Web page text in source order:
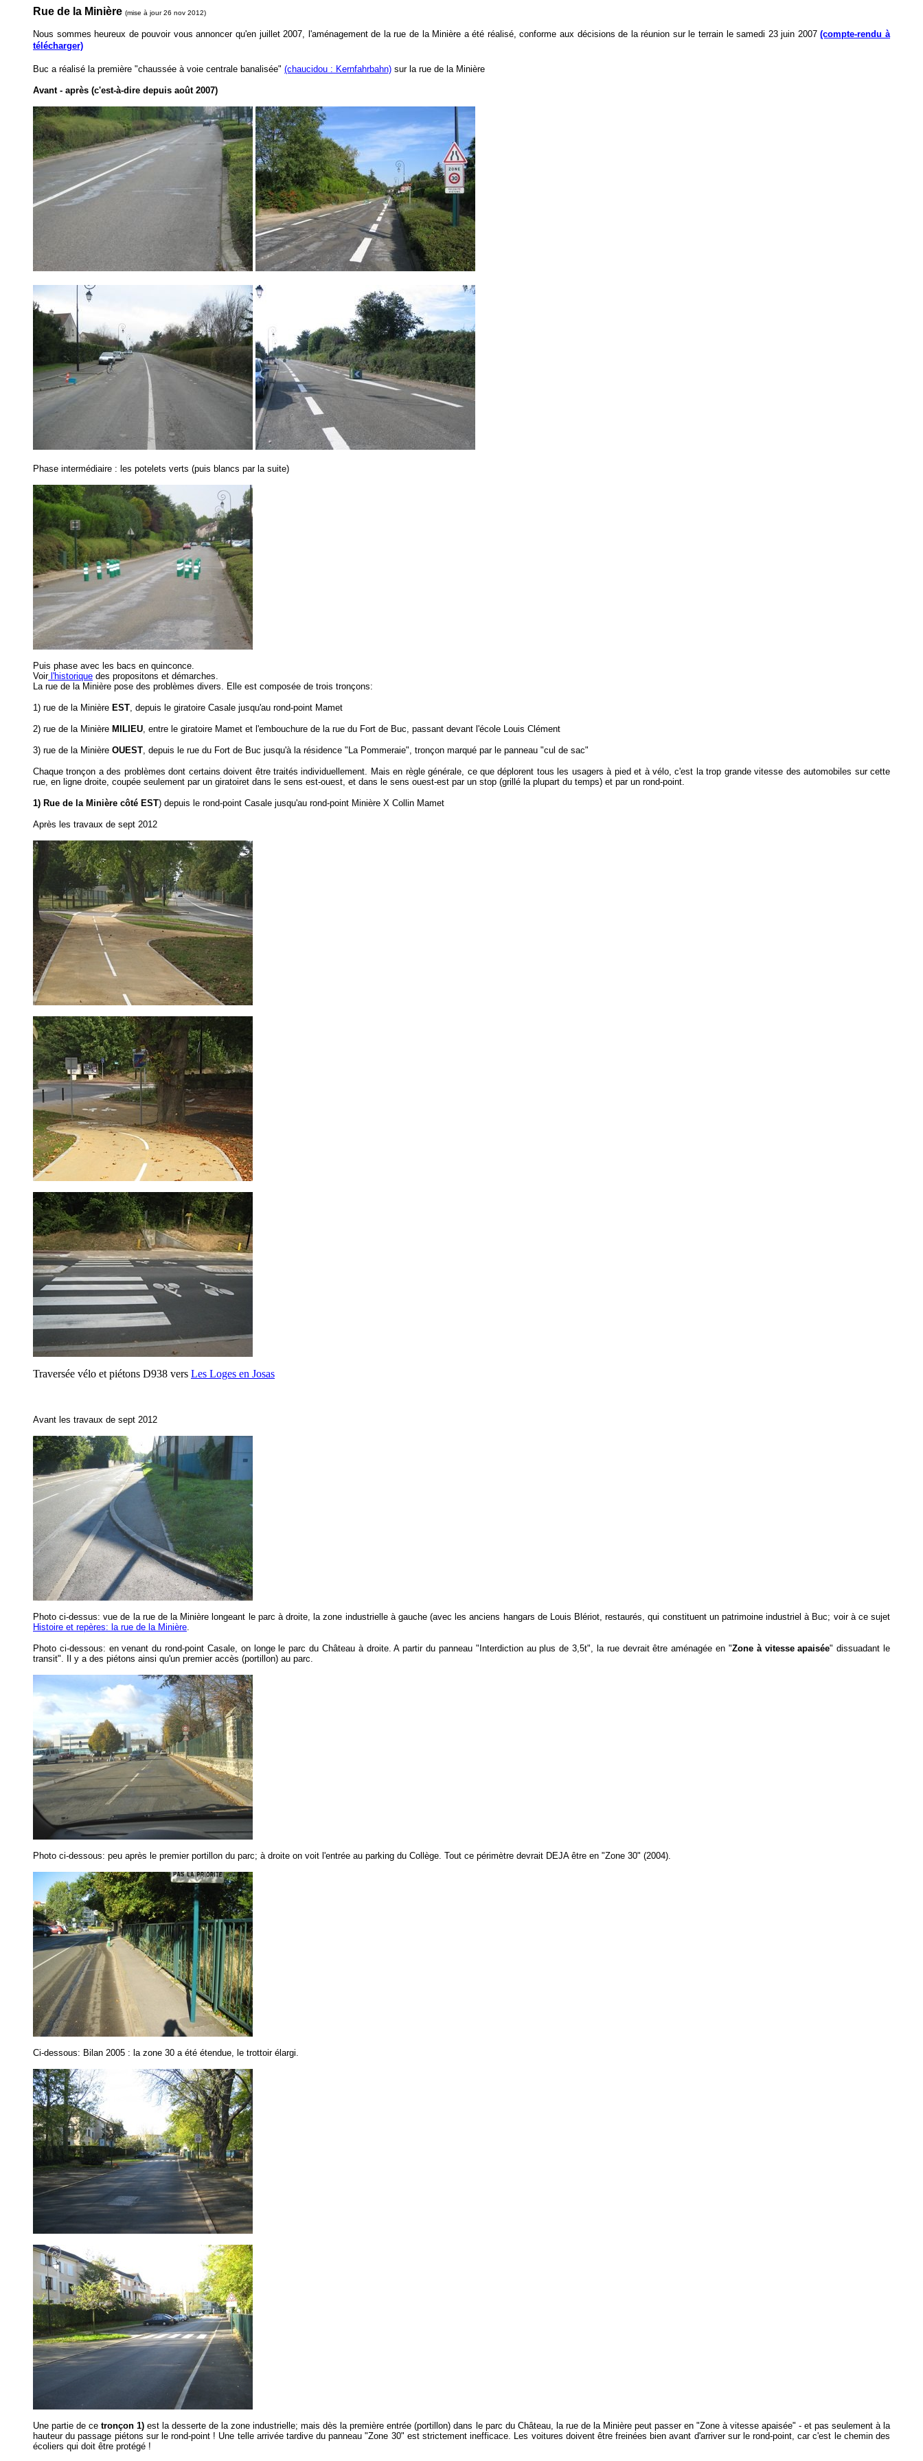
Rue de la Minière (mise à jour 26 nov 2012)
Nous sommes heureux de pouvoir vous annoncer qu'en juillet 2007, l'aménagement de la rue de la Minière a été réalisé, conforme aux décisions de la réunion sur le terrain le samedi 23 juin 2007 (compte-rendu à
télécharger)
Buc a réalisé la première "chaussée à voie centrale banalisée" (chaucidou : Kernfahrbahn) sur la rue de la Minière
Avant - après (c'est-à-dire depuis août 2007)
Phase intermédiaire : les potelets verts (puis blancs par la suite)
Puis phase avec les bacs en quinconce.
Voirl'historique des propositons et démarches.
La rue de la Minière pose des problèmes divers. Elle est composée de trois tronçons:
1) rue de la Minière EST, depuis le giratoire Casale jusqu'au rond-point Mamet
2) rue de la Minière MILIEU, entre le giratoire Mamet et l'embouchure de la rue du Fort de Buc, passant devant l'école Louis Clément
3) rue de la Minière OUEST, depuis le rue du Fort de Buc jusqu'à la résidence "La Pommeraie", tronçon marqué par le panneau "cul de sac"
Chaque tronçon a des problèmes dont certains doivent être traités individuellement. Mais en règle générale, ce que déplorent tous les usagers à pied et à vélo, c'est la trop grande vitesse des automobiles sur cette
rue, en ligne droite, coupée seulement par un giratoiret dans le sens est-ouest, et dans le sens ouest-est par un stop (grillé la plupart du temps) et par un rond-point.
1) Rue de la Minière côté EST) depuis le rond-point Casale jusqu'au rond-point Minière X Collin Mamet
Après les travaux de sept 2012
Traversée vélo et piétons D938 vers Les Loges en Josas
Avant les travaux de sept 2012
Photo ci-dessus: vue de la rue de la Minière longeant le parc à droite, la zone industrielle à gauche (avec les anciens hangars de Louis Blériot, restaurés, qui constituent un patrimoine industriel à Buc; voir à ce sujet
Histoire et repères: la rue de la Minière.
Photo ci-dessous: en venant du rond-point Casale, on longe le parc du Château à droite. A partir du panneau "Interdiction au plus de 3,5t", la rue devrait être aménagée en "Zone à vitesse apaisée" dissuadant le
transit". Il y a des piétons ainsi qu'un premier accès (portillon) au parc.
Photo ci-dessous: peu après le premier portillon du parc; à droite on voit l'entrée au parking du Collège. Tout ce périmètre devrait DEJA être en "Zone 30" (2004).
Ci-dessous: Bilan 2005 : la zone 30 a été étendue, le trottoir élargi.
Une partie de ce tronçon 1) est la desserte de la zone industrielle; mais dès la première entrée (portillon) dans le parc du Château, la rue de la Minière peut passer en "Zone à vitesse apaisée" - et pas seulement à la
hauteur du passage piétons sur le rond-point ! Une telle arrivée tardive du panneau "Zone 30" est strictement inefficace. Les voitures doivent être freinées bien avant d'arriver sur le rond-point, car c'est le chemin des
écoliers qui doit être protégé !